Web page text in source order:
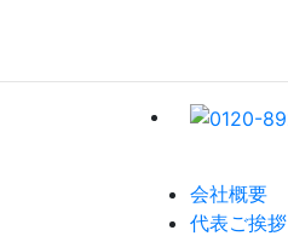
会社概要
代表ご挨拶